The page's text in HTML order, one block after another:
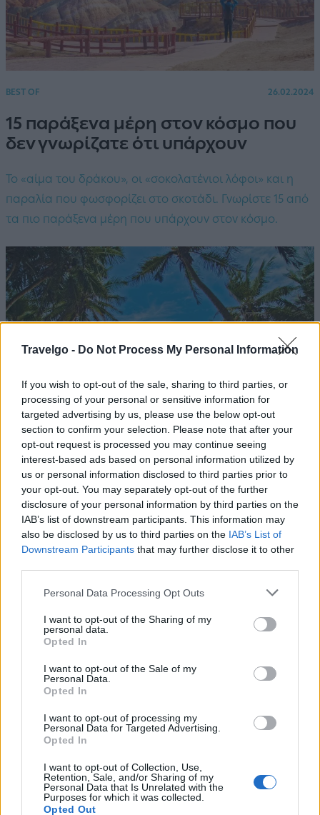
Travelgo - Do Not Process My Personal Information
If you wish to opt-out of the sale, sharing to third parties, or
processing of your personal or sensitive information for
targeted advertising by us, please use the below opt-out
section to confirm your selection. Please note that after your
opt-out request is processed you may continue seeing
interest-based ads based on personal information utilized by
us or personal information disclosed to third parties prior to
your opt-out. You may separately opt-out of the further
disclosure of your personal information by third parties on the
IAB’s list of downstream participants. This information may
also be disclosed by us to third parties on the IAB’s List of
Downstream Participants that may further disclose it to other
Please note that this website/app uses one or more Google
not limited to your visit or usage behaviour. You may click to
grant or deny consent to Google and its third-party tags to
use your data for below specified purposes in below Google
consent section.
Personal Data Processing Opt Outs
I want to opt-out of the Sharing of my
personal data.
Opted In
I want to opt-out of the Sale of my
Personal Data.
Opted In
I want to opt-out of processing my
Personal Data for Targeted Advertising.
Opted In
I want to opt-out of Collection, Use,
Retention, Sale, and/or Sharing of my
Personal Data that Is Unrelated with the
Purposes for which it was collected.
Opted Out
BEST OF 26.02.2024
15 παράξενα μέρη στον κόσμο που
δεν γνωρίζατε ότι υπάρχουν
Το «αίμα του δράκου», οι «σοκολατένιοι λόφοι» και η
παραλία που φωσφορίζει στο σκοτάδι. Γνωρίστε 15 από
τα πιο παράξενα μέρη που υπάρχουν στον κόσμο.
ΕΞΩΤΕΡΙΚΟ 25.12.2023
Νησί των Χριστουγέννων: Το
εξωτικό νησί που δεν θυμίζει σε
τίποτα τα Χριστούγεννα
Μπορεί ο Άγιος Βασίλης να μην βρίσκεται εκεί, όμως το
Νησί των Χριστουγέννων, στον Ινδικό Ωκεανό,
προσφέρει μια αξέχαστη ταξιδιωτική εμπειρία στους
επισκέπτες του. Στο εξωτικό «Christmas Island» η φύση